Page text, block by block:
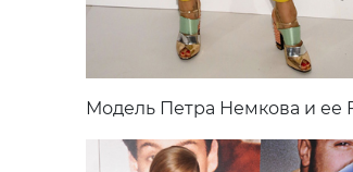
Модель Петра Немкова и ее